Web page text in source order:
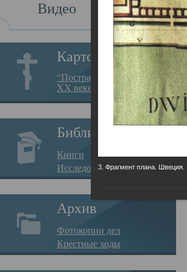
Видео
Картотека
“Пострадавшие за веру в
XX веке на Севере”
Библиотека
Книги
Исследования
Архив
Фотокопии дел
Крестные ходы
3. Фрагмент плана. Швеция.